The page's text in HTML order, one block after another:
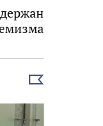
Выбрать